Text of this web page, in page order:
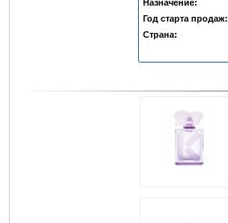
Назначение:
Год старта продаж:
Страна: